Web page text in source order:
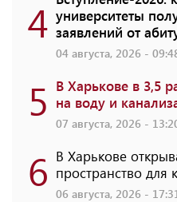
4 университеты
заявлений от
04 августа, 2026 -
5 В Харькове в 3,5
на воду и
07 августа, 2026 -
6 В Харькове
пространство для
06 августа, 2026 - 17:31